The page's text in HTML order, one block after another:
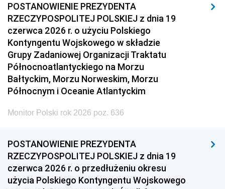
POSTANOWIENIE PREZYDENTA
RZECZYPOSPOLITEJ POLSKIEJ z dnia 19
czerwca 2026 r. o użyciu Polskiego
Kontyngentu Wojskowego w składzie
Grupy Zadaniowej Organizacji Traktatu
Północnoatlantyckiego na Morzu
Bałtyckim, Morzu Norweskim, Morzu
Północnym i Oceanie Atlantyckim
Monitor Polski rok 2026 poz. 636
POSTANOWIENIE PREZYDENTA
RZECZYPOSPOLITEJ POLSKIEJ z dnia 19
czerwca 2026 r. o przedłużeniu okresu
użycia Polskiego Kontyngentu Wojskowego